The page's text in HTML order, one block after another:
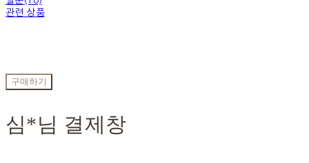
관련 상품
구매하기
심*님 결제창